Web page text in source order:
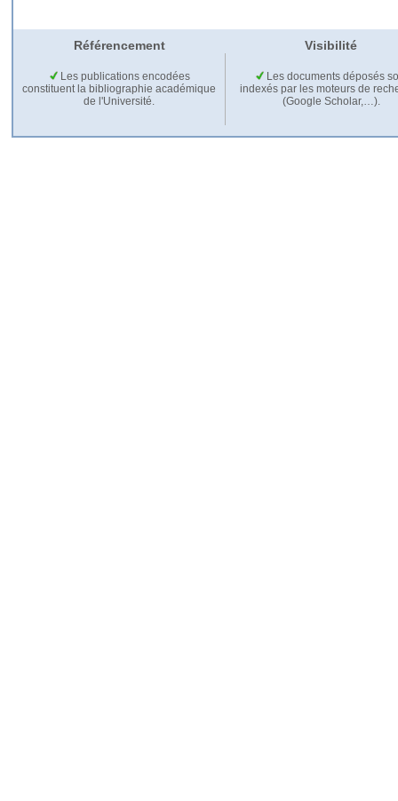
Référencement Visibilité
Les publications encodées
constituent la bibliographie académique
de l'Université.
Les documents déposés
indexés par les moteurs de
(Google Scholar,…).